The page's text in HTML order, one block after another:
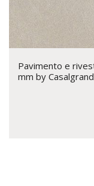
Pavimento e
mm by